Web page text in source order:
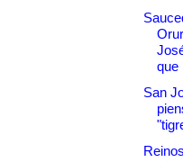
que
San